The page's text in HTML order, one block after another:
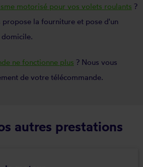
motorisé pour vos volets roulants ?
la fourniture et pose d'un
ne fonctionne plus ? Nous vous
de votre télécommande.
autres prestations